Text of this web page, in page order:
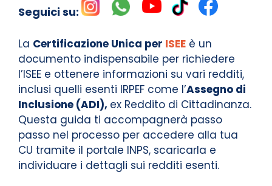
Seguici su:
La Certificazione Unica per ISEE è un
documento indispensabile per richiedere
l’ISEE e ottenere informazioni su vari redditi,
inclusi quelli esenti IRPEF come l’Assegno di
Inclusione (ADI), ex Reddito di Cittadinanza.
Questa guida ti accompagnerà passo
passo nel processo per accedere alla tua
CU tramite il portale INPS, scaricarla e
individuare i dettagli sui redditi esenti.